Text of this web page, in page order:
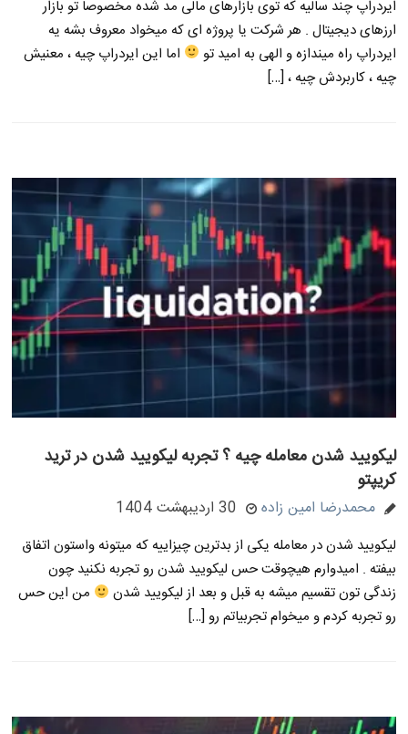
ایردراپ چند سالیه که توی بازارهای مالی مد شده مخصوصا تو بازار
ارزهای دیجیتال . هر شرکت یا پروژه ای که میخواد معروف بشه یه
ایردراپ راه میندازه و الهی به امید تو
اما این ایردراپ چیه ، معنیش
چیه ، کاربردش چیه ، […]
لیکویید شدن معامله چیه ؟ تجربه لیکویید شدن در ترید
کریپتو
محمدرضا امین زاده 30 اردیبهشت 1404
لیکویید شدن در معامله یکی از بدترین چیزاییه که میتونه واستون اتفاق
بیفته . امیدوارم هیچوقت حس لیکویید شدن رو تجربه نکنید چون
زندگی تون تقسیم میشه به قبل و بعد از لیکویید شدن
من این حس
رو تجربه کردم و میخوام تجربیاتم رو […]